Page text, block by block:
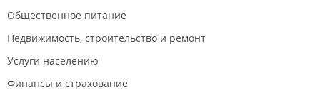
Общественное питание
Недвижимость, строительство и ремонт
Услуги населению
Финансы и страхование